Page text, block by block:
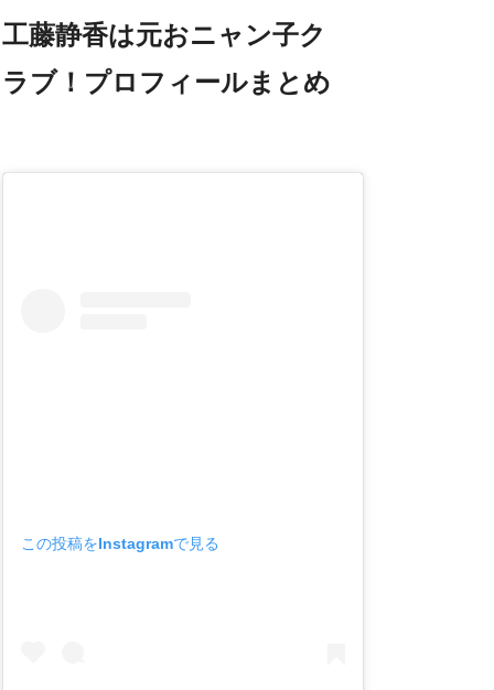
工藤静香は元おニャン子ク
ラブ！プロフィールまとめ
この投稿をInstagramで見る